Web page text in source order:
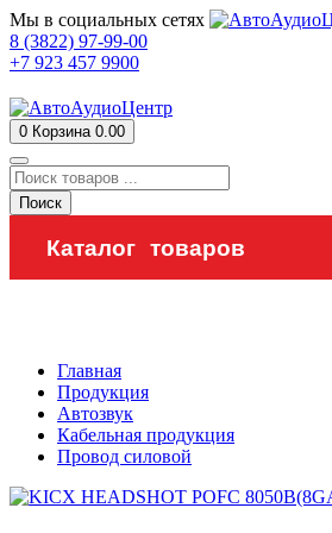
Мы в социальных сетях
8 (3822) 97-99-00
+7 923 457 9900
0 Корзина 0.00
Поиск
Каталог товаров
Главная
Продукция
Автозвук
Кабельная продукция
Провод силовой